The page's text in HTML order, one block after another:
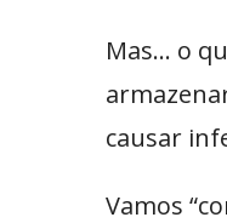
Mas… o
causar
Vamos